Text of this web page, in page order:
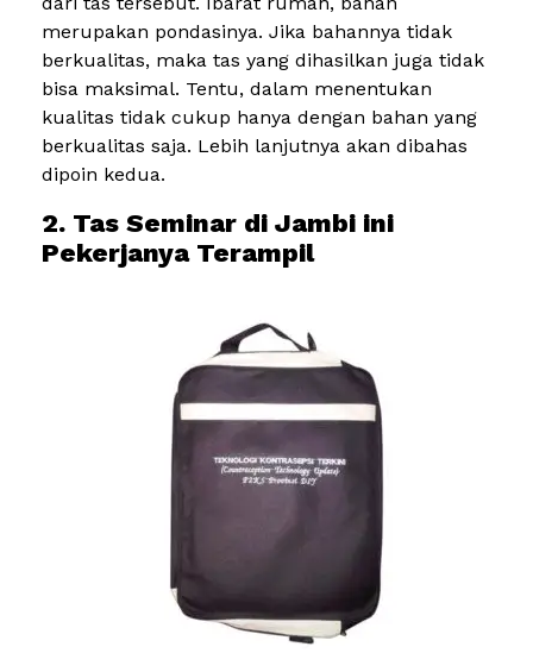
merupakan pondasinya. Jika bahannya tidak
berkualitas, maka tas yang dihasilkan juga tidak
bisa maksimal. Tentu, dalam menentukan
kualitas tidak cukup hanya dengan bahan yang
berkualitas saja. Lebih lanjutnya akan dibahas
dipoin kedua.
2. Tas Seminar di Jambi ini
Pekerjanya Terampil